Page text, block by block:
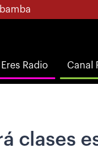
Eres Radio Canal
clases